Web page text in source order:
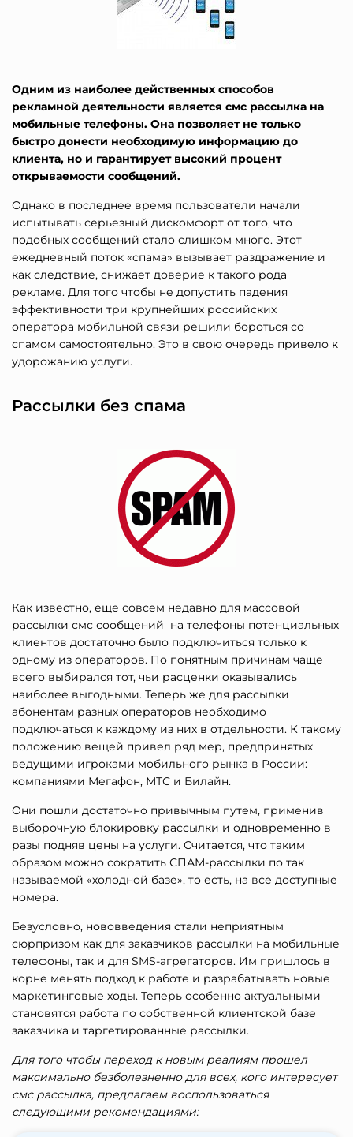
Одним из наиболее действенных способов
рекламной деятельности является смс рассылка на
мобильные телефоны. Она позволяет не только
быстро донести необходимую информацию до
клиента, но и гарантирует высокий процент
открываемости сообщений.
Однако в последнее время пользователи начали
испытывать серьезный дискомфорт от того, что
подобных сообщений стало слишком много. Этот
ежедневный поток «спама» вызывает раздражение и
как следствие, снижает доверие к такого рода
рекламе. Для того чтобы не допустить падения
эффективности три крупнейших российских
оператора мобильной связи решили бороться со
спамом самостоятельно. Это в свою очередь привело к
удорожанию услуги.
Рассылки без спама
Как известно, еще совсем недавно для массовой
рассылки смс сообщений на телефоны потенциальных
клиентов достаточно было подключиться только к
одному из операторов. По понятным причинам чаще
всего выбирался тот, чьи расценки оказывались
наиболее выгодными. Теперь же для рассылки
абонентам разных операторов необходимо
подключаться к каждому из них в отдельности. К такому
положению вещей привел ряд мер, предпринятых
ведущими игроками мобильного рынка в России:
компаниями Мегафон, МТС и Билайн.
Они пошли достаточно привычным путем, применив
выборочную блокировку рассылки и одновременно в
разы подняв цены на услуги. Считается, что таким
образом можно сократить СПАМ-рассылки по так
называемой «холодной базе», то есть, на все доступные
номера.
Безусловно, нововведения стали неприятным
сюрпризом как для заказчиков рассылки на мобильные
телефоны, так и для SMS-агрегаторов. Им пришлось в
корне менять подход к работе и разрабатывать новые
маркетинговые ходы. Теперь особенно актуальными
становятся работа по собственной клиентской базе
заказчика и таргетированные рассылки.
Для того чтобы переход к новым реалиям прошел
максимально безболезненно для всех, кого интересует
смс рассылка, предлагаем воспользоваться
следующими рекомендациями: